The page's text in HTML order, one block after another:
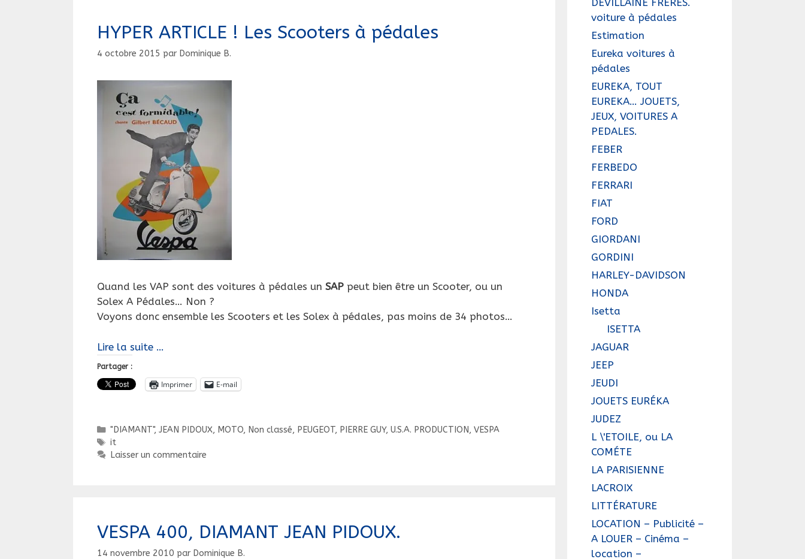
HYPER ARTICLE ! Les Scooters à pédales
4 octobre 2015 par Dominique B.
Quand les VAP sont des voitures à pédales un SAP peut bien être un Scooter, ou un
Solex A Pédales… Non ?
Voyons donc ensemble les Scooters et les Solex à pédales, pas moins de 34 photos…
Lire la suite …
!
Les
pédales
Partager :
Imprimer E-mail
Catégories
"DIAMANT", JEAN PIDOUX, MOTO, Non classé, PEUGEOT, PIERRE GUY, U.S.A. PRODUCTION, VESPA
Étiquettes
it
Laisser un commentaire
VESPA 400, DIAMANT JEAN PIDOUX.
14 novembre 2010 par Dominique B.
DEVILLAINE FRÈRES.
voiture à pédales
Estimation
Eureka voitures à
pédales
EUREKA, TOUT
EUREKA… JOUETS,
JEUX, VOITURES A
PEDALES.
FEBER
FERBEDO
FERRARI
FIAT
FORD
GIORDANI
GORDINI
HARLEY-DAVIDSON
HONDA
Isetta
ISETTA
JAGUAR
JEEP
JEUDI
JOUETS EURÉKA
JUDEZ
L \'ETOILE, ou LA
COMÉTE
LA PARISIENNE
LACROIX
LITTÉRATURE
LOCATION – Publicité –
A LOUER – Cinéma –
location –